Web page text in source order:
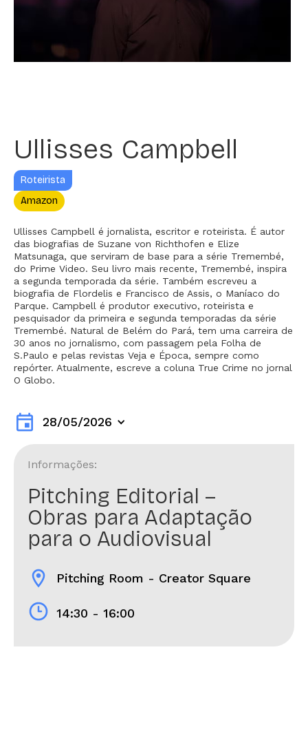
Ullisses Campbell
Roteirista
Amazon
Ullisses Campbell é jornalista, escritor e roteirista. É autor
das biografias de Suzane von Richthofen e Elize
Matsunaga, que serviram de base para a série Tremembé,
do Prime Video. Seu livro mais recente, Tremembé, inspira
a segunda temporada da série. Também escreveu a
biografia de Flordelis e Francisco de Assis, o Maníaco do
Parque. Campbell é produtor executivo, roteirista e
pesquisador da primeira e segunda temporadas da série
Tremembé. Natural de Belém do Pará, tem uma carreira de
30 anos no jornalismo, com passagem pela Folha de
S.Paulo e pelas revistas Veja e Época, sempre como
repórter. Atualmente, escreve a coluna True Crime no jornal
O Globo.
event 28/05/2026
Informações:
Pitching Editorial –
Obras para Adaptação
para o Audiovisual
location_on Pitching Room - Creator Square
14:30 - 16:00